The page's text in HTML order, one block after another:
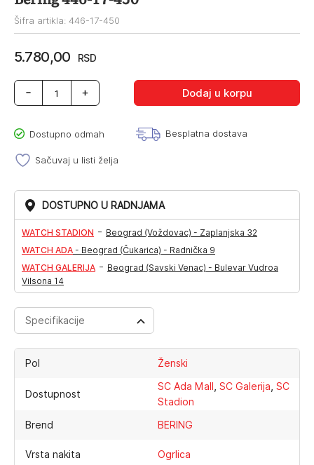
Šifra artikla: 446-17-450
5.780,00 RSD
Bering
446-
450
količina
Dodaj u korpu
Dostupno odmah Besplatna dostava
Sačuvaj u listi želja
DOSTUPNO U RADNJAMA
WATCH STADION - Beograd (Voždovac) - Zaplanjska 32
WATCH ADA - Beograd (Čukarica) - Radnička 9
WATCH GALERIJA - Beograd (Savski Venac) - Bulevar Vudroa
Vilsona 14
Specifikacije
Pol Ženski
Dostupnost
SC Ada Mall , SC Galerija, SC
Stadion
Brend BERING
Vrsta nakita Ogrlica